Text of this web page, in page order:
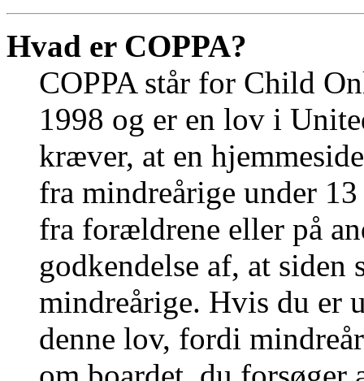
Hvad er COPPA?
COPPA står for Child
1998 og er en lov i
kræver, at en
fra mindreårige under
fra forældrene eller på
godkendelse af, at
mindreårige. Hvis du er
denne lov, fordi